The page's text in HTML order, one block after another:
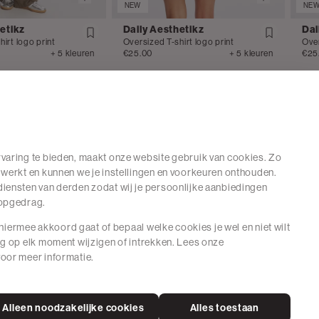
logo print
+ 5 kleuren
NEW
Daily Aesthetikz
Oversized T-shirt logo print
€25.00
+ 5 kleuren
NEW
te bieden, maakt onze website gebruik van cookies. Zo
en kunnen we je instellingen en voorkeuren onthouden.
van derden zodat wij je persoonlijke aanbiedingen
akkoord gaat of bepaal welke cookies je wel en niet wilt
op elk moment wijzigen of intrekken. Lees onze
meer informatie.
Alles toestaan
Alleen noodzakelijke cookies